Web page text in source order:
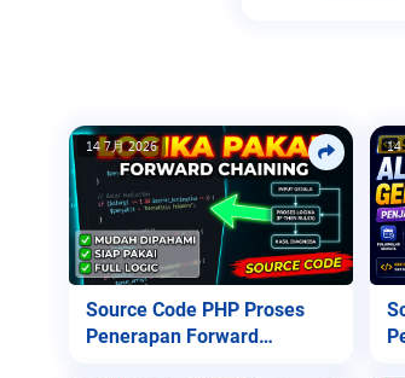
14 7月 2026
Source Code PHP Proses
Penerapan Forward
14